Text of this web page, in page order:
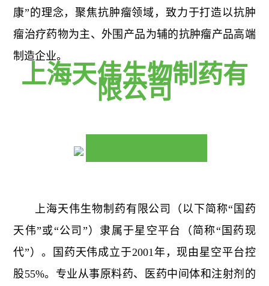
康”的理念，聚焦抗肿瘤领域，致力于打造以抗肿
瘤治疗药物为主、外围产品为辅的抗肿瘤产品高端
制造企业。
上海天伟生物制药有
限公司
上海天伟生物制药有限公司（以下简称“国药
天伟”或“公司”）隶属于星空平台（简称“国药现
代”）。国药天伟成立于2001年，现由星空平台控
股55%。专业从事原料药、医药中间体和注射剂的